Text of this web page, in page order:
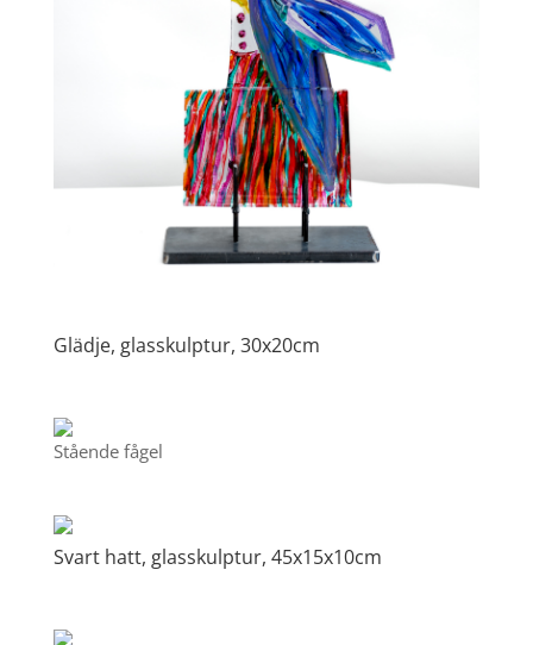
Glädje, glasskulptur, 30x20cm
Stående fågel
Svart hatt, glasskulptur, 45x15x10cm